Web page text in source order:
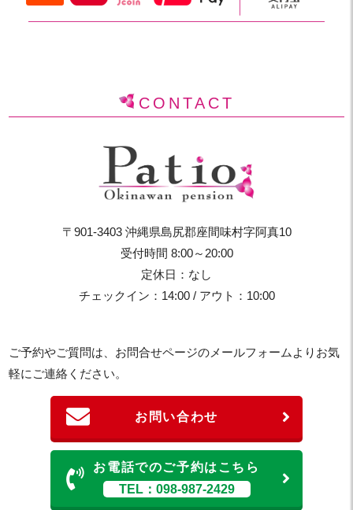
CONTACT
〒901-3403 沖縄県島尻郡座間味村字阿真10
受付時間 8:00～20:00
定休日：なし
チェックイン：14:00 / アウト：10:00
ご予約やご質問は、お問合せページのメールフォームよりお気
軽にご連絡ください。
お問い合わせ
お電話でのご予約はこちら
TEL：098-987-2429